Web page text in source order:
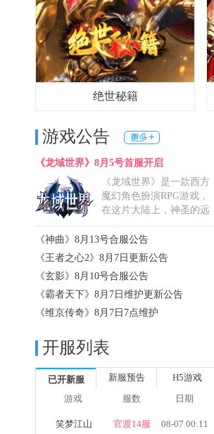
绝世秘籍
进入游戏
游戏公告
《龙域世界》8月5号首服开启
《龙域世界》是一款西方
魔幻角色扮演RPG游戏，
在这片大陆上，神圣的远
古巨...... 详细>>
《神曲》8月13号合服公告
《王者之心2》8月7日更新公告
《玄影》8月10号合服公告
《霸者天下》8月7日维护更新公告
《维京传奇》8月7日7点维护
开服列表
已开新服 新服预告
H5游戏
游戏
服数 日期
笑梦江山 官渡14服 08-07 00:11